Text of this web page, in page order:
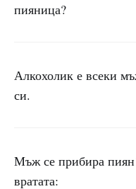
пияница?
Алкохолик е всеки
си.
Мъж се прибира
вратата: